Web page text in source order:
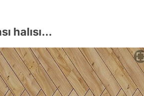
halısı...